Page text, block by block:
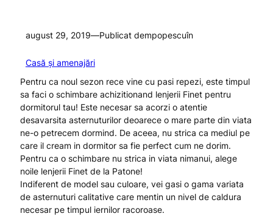
august 29, 2019—Publicat dempopescuîn
Casă și amenajări
Pentru ca noul sezon rece vine cu pasi repezi, este timpul
sa faci o schimbare achizitionand lenjerii Finet pentru
dormitorul tau! Este necesar sa acorzi o atentie
desavarsita asternuturilor deoarece o mare parte din viata
ne-o petrecem dormind. De aceea, nu strica ca mediul pe
care il cream in dormitor sa fie perfect cum ne dorim.
Pentru ca o schimbare nu strica in viata nimanui, alege
noile lenjerii Finet de la Patone!
Indiferent de model sau culoare, vei gasi o gama variata
de asternuturi calitative care mentin un nivel de caldura
necesar pe timpul iernilor racoroase.